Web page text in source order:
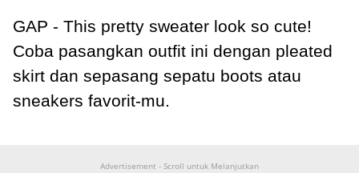
GAP - This pretty sweater look so cute!
Coba pasangkan outfit ini dengan pleated
skirt dan sepasang sepatu boots atau
sneakers favorit-mu.
Advertisement - Scroll untuk Melanjutkan